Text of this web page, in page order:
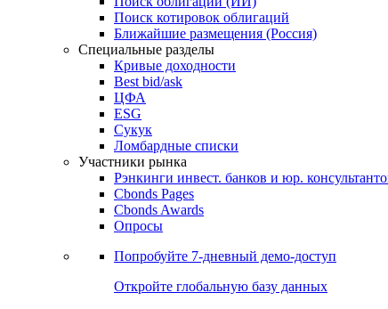
Облигации
Поиски
Поиск облигаций & Карты рынка
Поиск облигаций (ИИ)
Поиск котировок облигаций
Ближайшие размещения (Россия)
Специальные разделы
Кривые доходности
Best bid/ask
ЦФА
ESG
Сукук
Ломбардные списки
Участники рынка
Рэнкинги инвест. банков и юр. консультантов
Cbonds Pages
Cbonds Awards
Опросы